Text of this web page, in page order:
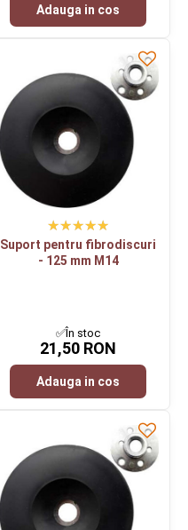
Adauga in cos
Suport pentru fibrodiscuri
- 125 mm M14
✅În stoc
21,50 RON
Adauga in cos